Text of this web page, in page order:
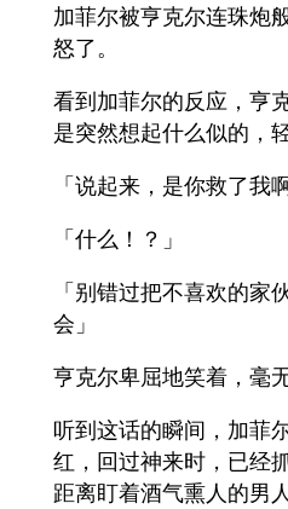
加菲尔被亨克尔连珠炮
怒了。
看到加菲尔的反应，亨
是突然想起什么似的，
「说起来，是你救了我
「什么！？」
「别错过把不喜欢的家
会」
亨克尔卑屈地笑着，毫
听到这话的瞬间，加菲
红，回过神来时，已经
距离盯着酒气熏人的男人